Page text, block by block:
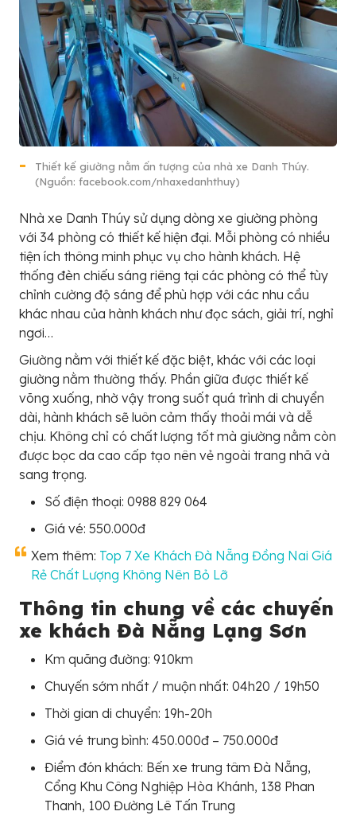
Thiết kế giường nằm ấn tượng của nhà xe Danh Thúy.
(Nguồn: facebook.com/nhaxedanhthuy)
Nhà xe Danh Thúy sử dụng dòng xe giường phòng
với 34 phòng có thiết kế hiện đại. Mỗi phòng có nhiều
tiện ích thông minh phục vụ cho hành khách. Hệ
thống đèn chiếu sáng riêng tại các phòng có thể tùy
chỉnh cường độ sáng để phù hợp với các nhu cầu
khác nhau của hành khách như đọc sách, giải trí, nghỉ
ngơi…
Giường nằm với thiết kế đặc biệt, khác với các loại
giường nằm thường thấy. Phần giữa được thiết kế
võng xuống, nhờ vậy trong suốt quá trình di chuyển
dài, hành khách sẽ luôn cảm thấy thoải mái và dễ
chịu. Không chỉ có chất lượng tốt mà giường nằm còn
được bọc da cao cấp tạo nên vẻ ngoài trang nhã và
sang trọng.
Số điện thoại: 0988 829 064
Giá vé: 550.000đ
Xem thêm: Top 7 Xe Khách Đà Nẵng Đồng Nai Giá
Rẻ Chất Lượng Không Nên Bỏ Lỡ
Thông tin chung về các chuyến
xe khách Đà Nẵng Lạng Sơn
Km quãng đường: 910km
Chuyến sớm nhất / muộn nhất: 04h20 / 19h50
Thời gian di chuyển: 19h-20h
Giá vé trung bình: 450.000đ – 750.000đ
Điểm đón khách: Bến xe trung tâm Đà Nẵng,
Cổng Khu Công Nghiệp Hòa Khánh, 138 Phan
Thanh, 100 Đường Lê Tấn Trung